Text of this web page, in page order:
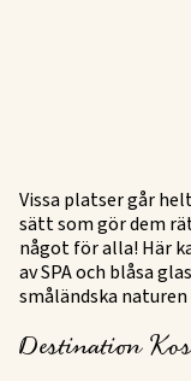
Vissa platser går
sätt som gör dem
något för alla! Här
av SPA och blåsa
småländska
Destination